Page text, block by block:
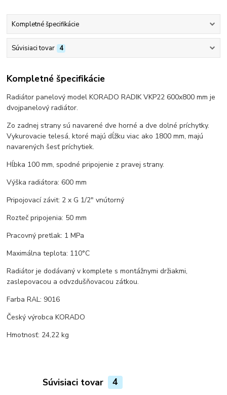
Kompletné špecifikácie
Súvisiaci tovar 4
Kompletné špecifikácie
Radiátor panelový model KORADO RADIK VKP22 600x800 mm je
dvojpanelový radiátor.
Zo zadnej strany sú navarené dve horné a dve dolné príchytky.
Vykurovacie telesá, ktoré majú dĺžku viac ako 1800 mm, majú
navarených šesť príchytiek.
Hĺbka 100 mm, spodné pripojenie z pravej strany.
Výška radiátora: 600 mm
Pripojovací závit: 2 x G 1/2" vnútorný
Rozteč pripojenia: 50 mm
Pracovný pretlak: 1 MPa
Maximálna teplota: 110°C
Radiátor je dodávaný v komplete s montážnymi držiakmi,
zaslepovacou a odvzdušňovacou zátkou.
Farba RAL: 9016
Český výrobca KORADO
Hmotnosť: 24,22 kg
Súvisiaci tovar 4